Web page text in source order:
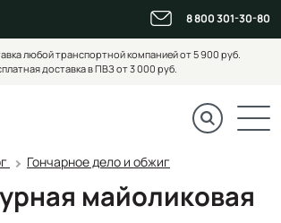
8 800 301-30-80
любой транспортной компанией от 5 900 руб.
доставка в ПВЗ от 3 000 руб.
Гончарное дело и обжиг
майоликовая